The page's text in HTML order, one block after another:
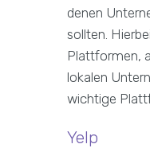
denen
sollten.
Plattformen,
lokalen
wichtige
Yelp